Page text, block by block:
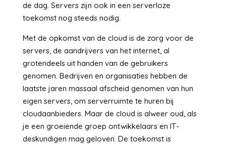
de dag. Servers zijn ook in een serverloze
toekomst nog steeds nodig.
Met de opkomst van de cloud is de zorg voor de
servers, de aandrijvers van het internet, al
grotendeels uit handen van de gebruikers
genomen. Bedrijven en organisaties hebben de
laatste jaren massaal afscheid genomen van hun
eigen servers, om serverruimte te huren bij
cloudaanbieders. Maar de cloud is alweer oud, als
je een groeiende groep ontwikkelaars en IT-
deskundigen mag geloven. De toekomst is